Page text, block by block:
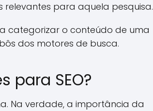
para aquela pesquisa.
categorizar o conteúdo de uma
dos motores de busca.
para SEO?
Na verdade, a importância da